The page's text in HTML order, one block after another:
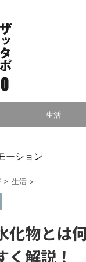
生活
ーション
> 生活 >
化物とは
く解説！